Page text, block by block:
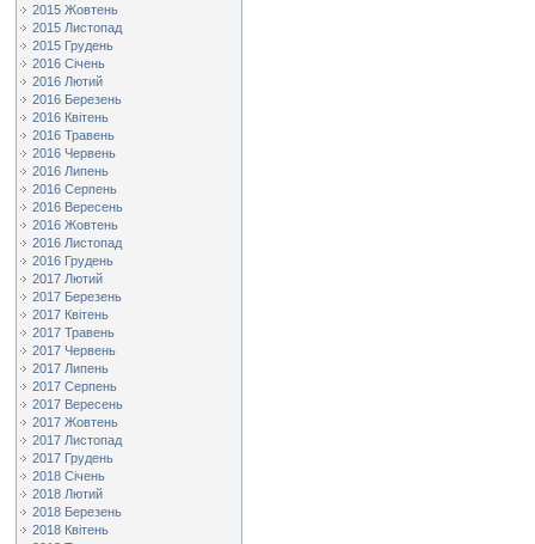
2015 Жовтень
2015 Листопад
2015 Грудень
2016 Січень
2016 Лютий
2016 Березень
2016 Квітень
2016 Травень
2016 Червень
2016 Липень
2016 Серпень
2016 Вересень
2016 Жовтень
2016 Листопад
2016 Грудень
2017 Лютий
2017 Березень
2017 Квітень
2017 Травень
2017 Червень
2017 Липень
2017 Серпень
2017 Вересень
2017 Жовтень
2017 Листопад
2017 Грудень
2018 Січень
2018 Лютий
2018 Березень
2018 Квітень